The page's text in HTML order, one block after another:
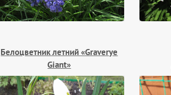
Белоцветник летний «Graverye
Giant»